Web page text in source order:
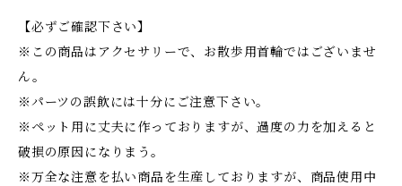
【必ずご確認下さい】
※この商品はアクセサリーで、お散歩用首輪ではございませ
ん。
※パーツの誤飲には十分にご注意下さい。
※ペット用に丈夫に作っておりますが、過度の力を加えると
破損の原因になりまう。
※万全な注意を払い商品を生産しておりますが、商品使用中